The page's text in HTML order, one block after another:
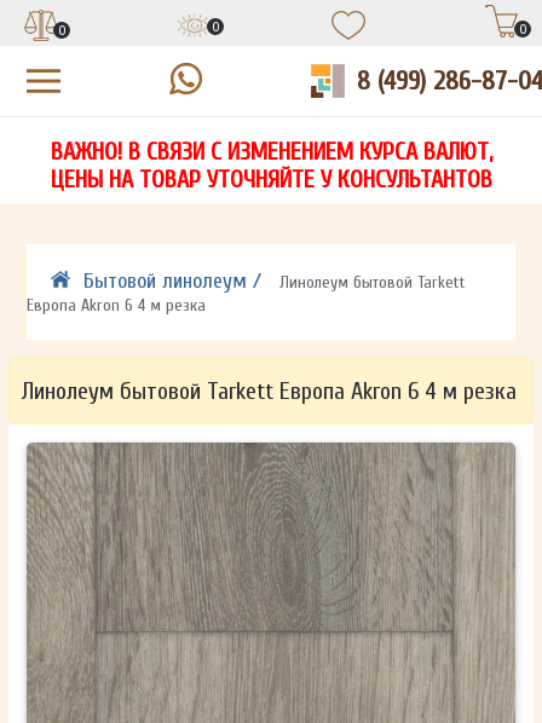
НА
СВЯЖЕТСЯ С ВАМИ В ТЕЧЕНИЕ 15 МИНУТ
ОТПРАВИТЬ
Ваши данные не будут переданы третьим лицам
ЗАПОЛНИТЕ ФОРМУ И НАШ МЕНЕДЖЕР
СВЯЖЕТСЯ С ВАМИ В ТЕЧЕНИЕ 15 МИНУТ
ОТПРАВИТЬ
Ваши данные не будут переданы третьим лицам
ЗАПОЛНИТЕ ФОРМУ И НАШ МЕНЕДЖЕР
СВЯЖЕТСЯ С ВАМИ В ТЕЧЕНИЕ 15 МИНУТ
ОТПРАВИТЬ
Ваши данные не будут переданы третьим лицам
0 0 0
8 (499) 286-87-04
ВАЖНО! В СВЯЗИ С ИЗМЕНЕНИЕМ КУРСА ВАЛЮТ,
ЦЕНЫ НА ТОВАР УТОЧНЯЙТЕ У КОНСУЛЬТАНТОВ
Бытовой линолеум /
Линолеум бытовой Tarkett
Европа Akron 6 4 м резка
Линолеум бытовой Tarkett Европа Akron 6 4 м резка